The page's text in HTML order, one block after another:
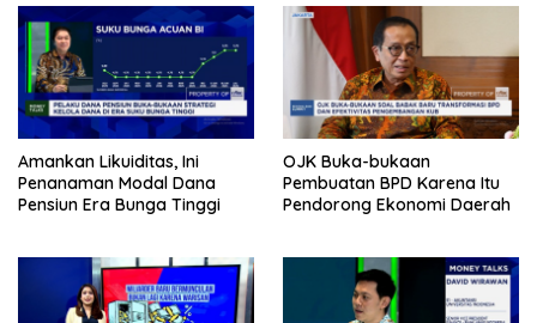
Amankan Likuiditas, Ini
Penanaman Modal Dana
Pensiun Era Bunga Tinggi
OJK Buka-bukaan
Pembuatan BPD Karena Itu
Pendorong Ekonomi Daerah